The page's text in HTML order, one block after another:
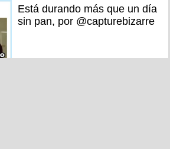
Está durando más que un día
sin pan, por @capturebizarre